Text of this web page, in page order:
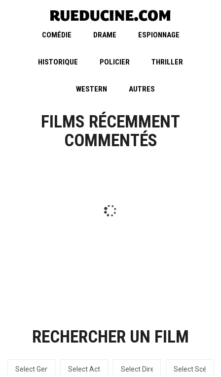
COMÉDIE DRAME ESPIONNAGE
HISTORIQUE POLICIER THRILLER
WESTERN AUTRES
FILMS RÉCEMMENT
COMMENTÉS
RECHERCHER UN FILM